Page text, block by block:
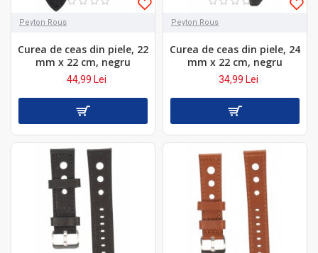
Peyton Rous
Curea de ceas din piele, 22
mm x 22 cm, negru
44,99 Lei
Peyton Rous
Curea de ceas din piele, 24
mm x 22 cm, negru
34,99 Lei